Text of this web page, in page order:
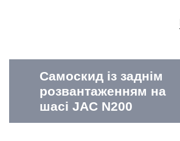
Самоскид із заднім
розвантаженням на
шасі JAC N200